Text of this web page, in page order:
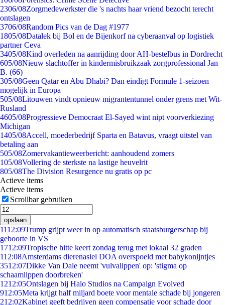
2306/08Zorgmedewerkster die 's nachts haar vriend bezocht terecht
ontslagen
3706/08Random Pics van de Dag #1977
1805/08Datalek bij Bol en de Bijenkorf na cyberaanval op logistiek
partner Ceva
3405/08Kind overleden na aanrijding door AH-bestelbus in Dordrecht
605/08Nieuw slachtoffer in kindermisbruikzaak zorgprofessional Jan
B. (66)
305/08Geen Qatar en Abu Dhabi? Dan eindigt Formule 1-seizoen
mogelijk in Europa
505/08Litouwen vindt opnieuw migrantentunnel onder grens met Wit-
Rusland
4605/08Progressieve Democraat El-Sayed wint nipt voorverkiezing
Michigan
1405/08Accell, moederbedrijf Sparta en Batavus, vraagt uitstel van
betaling aan
505/08Zomervakantieweerbericht: aanhoudend zomers
105/08Vollering de sterkste na lastige heuvelrit
805/08The Division Resurgence nu gratis op pc
Actieve items
Actieve items
Scrollbar gebruiken
opslaan
1112:09Trump grijpt weer in op automatisch staatsburgerschap bij
geboorte in VS
1712:09Tropische hitte keert zondag terug met lokaal 32 graden
112:08Amsterdams dierenasiel DOA overspoeld met babykonijntjes
3512:07Dikke Van Dale neemt 'vulvalippen' op: 'stigma op
schaamlippen doorbreken'
1212:05Ontslagen bij Halo Studios na Campaign Evolved
912:05Meta krijgt half miljard boete voor mentale schade bij jongeren
212:02Kabinet geeft bedrijven geen compensatie voor schade door